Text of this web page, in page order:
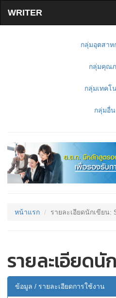
กลุ่มอุตสาห
กลุ่มคุณ
กลุ่มเทคโ
กลุ่มอื่
หน้าแรก รายละเอียดนักเขียน:
รายละเอียดนั
ข้อมูล / รายละเอียดการใช้งาน